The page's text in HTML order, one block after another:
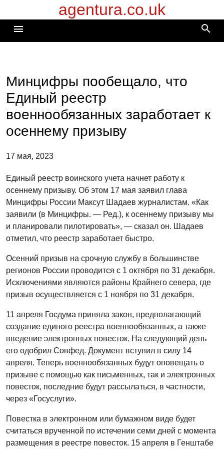
к
содержимому
agentura.co.uk
menu search
Минцифры пообещало, что
Единый реестр
военнообязанных заработает к
осеннему призыву
17 мая, 2023
Единый реестр воинского учета начнет работу к
осеннему призыву. Об этом 17 мая заявил глава
Минцифры России Максут Шадаев журналистам. «Как
заявили (в Минцифры. — Ред.), к осеннему призыву мы
и планировали пилотировать», — сказал он. Шадаев
отметил, что реестр заработает быстро.
Осенний призыв на срочную службу в большинстве
регионов России проводится с 1 октября по 31 декабря.
Исключениями являются районы Крайнего севера, где
призыв осуществляется с 1 ноября по 31 декабря.
11 апреля Госдума приняла закон, предполагающий
создание единого реестра военнообязанных, а также
введение электронных повесток. На следующий день
его одобрил Совфед. Документ вступил в силу 14
апреля. Теперь военнообязанных будут оповещать о
призыве с помощью как письменных, так и электронных
повесток, последние будут рассылаться, в частности,
через «Госуслуги».
Повестка в электронном или бумажном виде будет
считаться врученной по истечении семи дней с момента
размещения в реестре повесток. 15 апреля в Генштабе